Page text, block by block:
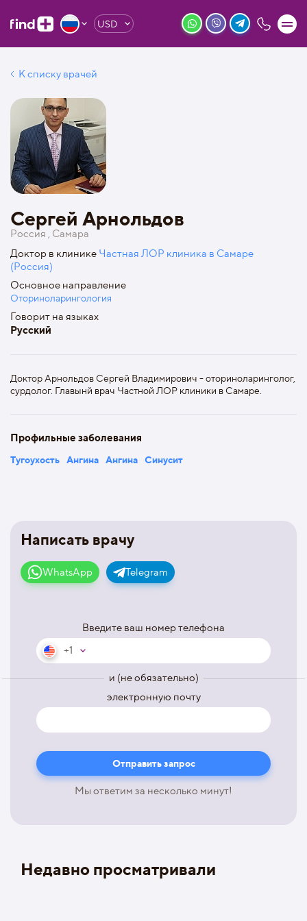
USD
К списку врачей
Написать врачу
WhatsApp Telegram
Введите ваш номер телефона
+1
и (не обязательно)
электронную почту
Мы ответим за несколько минут!
Сергей Арнольдов
Россия , Самара
Доктор в клинике Частная ЛОР клиника в Самаре
(Россия)
Основное направление
Оториноларингология
Говорит на языках
Русский
Доктор Арнольдов Сергей Владимирович - оториноларинголог,
сурдолог. Главынй врач Частной ЛОР клиники в Самаре.
Профильные заболевания
Тугоухость Ангина Ангина Синусит
Недавно просматривали